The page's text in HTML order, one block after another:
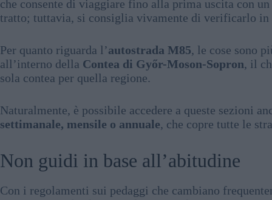
che consente di viaggiare fino alla prima uscita con
tratto; tuttavia, si consiglia vivamente di verificarlo in
Per quanto riguarda l’autostrada M85, le cose sono
all’interno della Contea di Győr-Moson-Sopron, il
sola contea per quella regione.
Naturalmente, è possibile accedere a queste sezioni
settimanale, mensile o annuale, che copre tutte le
Non guidi in base all’abitudine
Con i regolamenti sui pedaggi che cambiano